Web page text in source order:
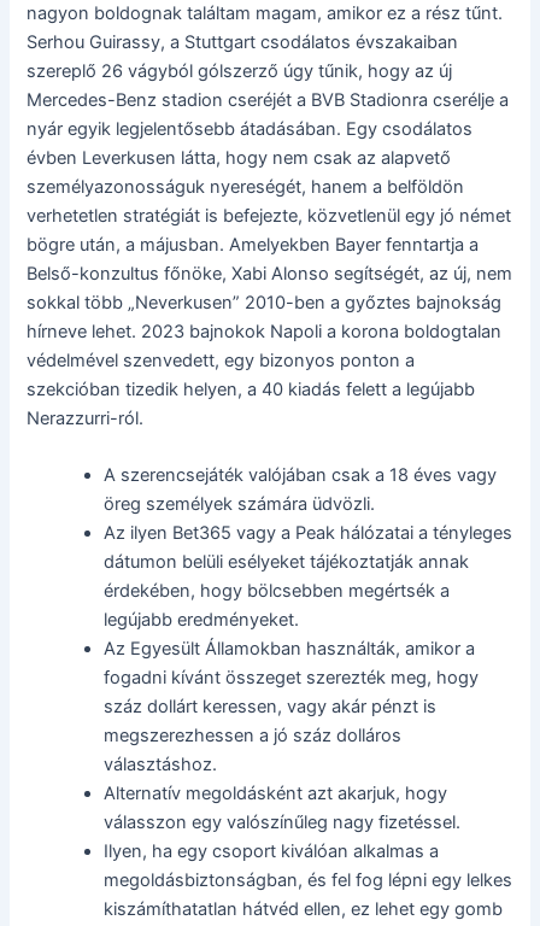
nagyon boldognak találtam magam, amikor ez a rész tűnt.
Serhou Guirassy, ​​a Stuttgart csodálatos évszakaiban
szereplő 26 vágyból gólszerző úgy tűnik, hogy az új
Mercedes-Benz stadion cseréjét a BVB Stadionra cserélje a
nyár egyik legjelentősebb átadásában. Egy csodálatos
évben Leverkusen látta, hogy nem csak az alapvető
személyazonosságuk nyereségét, hanem a belföldön
verhetetlen stratégiát is befejezte, közvetlenül egy jó német
bögre után, a májusban. Amelyekben Bayer fenntartja a
Belső-konzultus főnöke, Xabi Alonso segítségét, az új, nem
sokkal több „Neverkusen” 2010-ben a győztes bajnokság
hírneve lehet. 2023 bajnokok Napoli a korona boldogtalan
védelmével szenvedett, egy bizonyos ponton a
szekcióban tizedik helyen, a 40 kiadás felett a legújabb
Nerazzurri-ról.
A szerencsejáték valójában csak a 18 éves vagy
öreg személyek számára üdvözli.
Az ilyen Bet365 vagy a Peak hálózatai a tényleges
dátumon belüli esélyeket tájékoztatják annak
érdekében, hogy bölcsebben megértsék a
legújabb eredményeket.
Az Egyesült Államokban használták, amikor a
fogadni kívánt összeget szerezték meg, hogy
száz dollárt keressen, vagy akár pénzt is
megszerezhessen a jó száz dolláros
választáshoz.
Alternatív megoldásként azt akarjuk, hogy
válasszon egy valószínűleg nagy fizetéssel.
Ilyen, ha egy csoport kiválóan alkalmas a
megoldásbiztonságban, és fel fog lépni egy lelkes
kiszámíthatatlan hátvéd ellen, ez lehet egy gomb